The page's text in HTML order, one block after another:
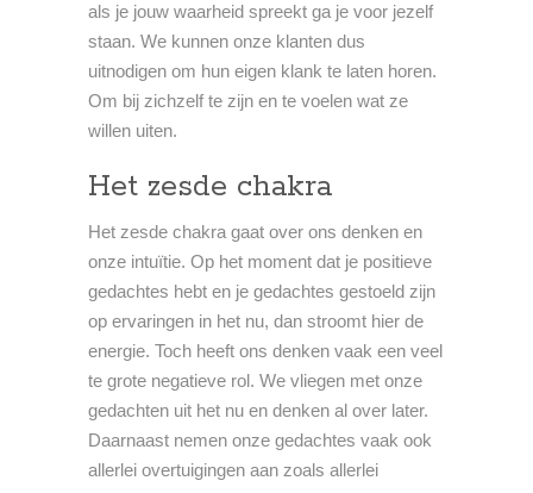
als je jouw waarheid spreekt ga je voor jezelf
staan. We kunnen onze klanten dus
uitnodigen om hun eigen klank te laten horen.
Om bij zichzelf te zijn en te voelen wat ze
willen uiten.
Het zesde chakra
Het zesde chakra gaat over ons denken en
onze intuïtie. Op het moment dat je positieve
gedachtes hebt en je gedachtes gestoeld zijn
op ervaringen in het nu, dan stroomt hier de
energie. Toch heeft ons denken vaak een veel
te grote negatieve rol. We vliegen met onze
gedachten uit het nu en denken al over later.
Daarnaast nemen onze gedachtes vaak ook
allerlei overtuigingen aan zoals allerlei